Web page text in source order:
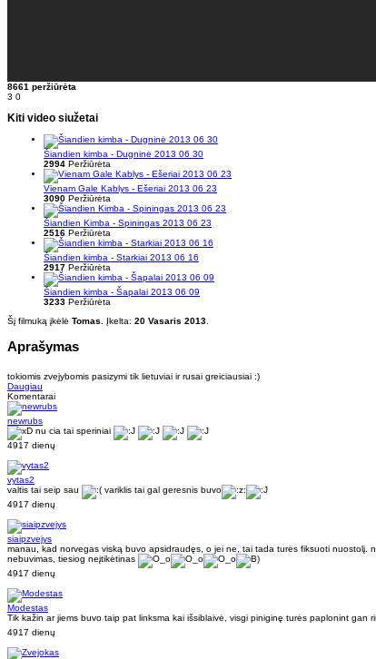
8661 peržiūrėta
3 0
Kiti video siužetai
Šiandien kimba - Dugninė 2013 06 30
2994 Peržiūrėta
Vienam Gale Kablys - Ešeriai 2013 06 23
3090 Peržiūrėta
Šiandien Kimba - Spiningas 2013 06 23
2516 Peržiūrėta
Šiandien kimba - Starkiai 2013 06 16
2917 Peržiūrėta
Šiandien kimba - Šapalai 2013 06 09
3233 Peržiūrėta
Šį filmuką įkėlė Tomas . Įkelta: 20 Vasaris 2013
Aprašymas
tokiomis zvejybomis pasizymi tik lietuviai ir rusai greiciausiai :)
Daugiau
Komentarai
newrubs
nu cia tai speriniai
4917 dienų
vytas2
valtis tai seip sau
variklis tai gal geresnis buvo
4917 dienų
siaipzvejys
manau, kad norvegas viską buvo apsidraudęs, o jei ne, tai tada turės fiksuoti nuostolį.
nebuvimas, tiesiog neįtikėtinas
4917 dienų
Modestas
Tik kažin ar jiems buvo taip pat linksma kai išsiblaivė, visgi piniginę turės paplonint gan
4917 dienų